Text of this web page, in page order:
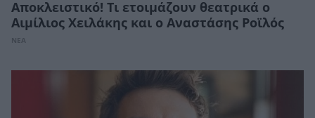
Αποκλειστικό! Τι ετοιμάζουν θεατρικά ο
Αιμίλιος Χειλάκης και ο Αναστάσης Ροϊλός
ΝΕΑ